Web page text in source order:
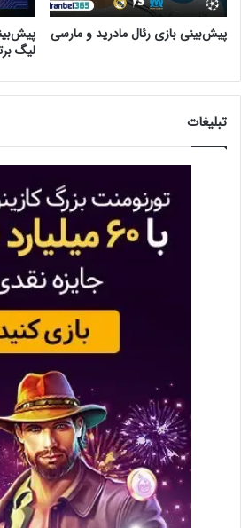
پیش‌بینی بازی رئال مادرید و مارسی
لیگ
تبلیغات